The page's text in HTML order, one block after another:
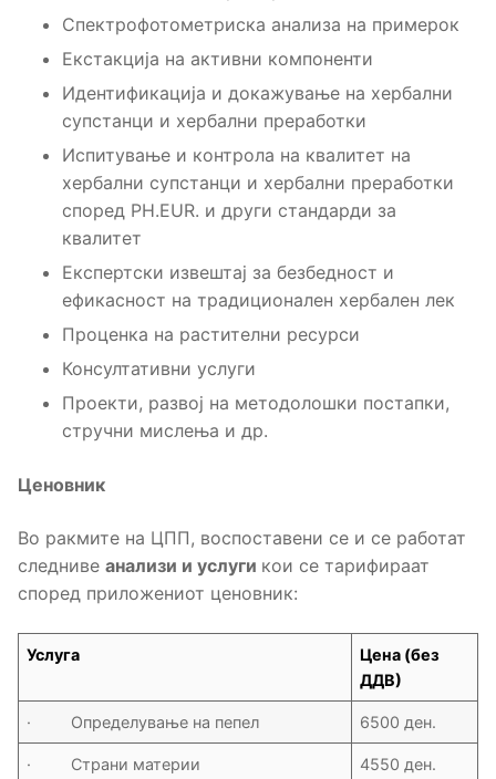
Спектрофотометриска анализа на примерок
Екстакција на активни компоненти
Идентификација и докажување на хербални
супстанци и хербални преработки
Испитување и контрола на квалитет на
хербални супстанци и хербални преработки
според PH.EUR. и други стандарди за
квалитет
Експертски извештај за безбедност и
ефикасност на традиционален хербален лек
Проценка на растителни ресурси
Консултативни услуги
Проекти, развој на методолошки постапки,
стручни мислења и др.
Ценовник
Во ракмите на ЦПП, воспоставени се и се работат
следниве анализи и услуги кои се тарифираат
според приложениот ценовник:
Услуга
Цена (без
ДДВ)
· Определување на пепел 6500 ден.
· Страни материи 4550 ден.